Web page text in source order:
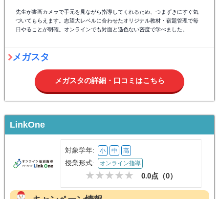
先生が書画カメラで手元を見ながら指導してくれるため、つまずきにすぐ気
づいてもらえます。志望大レベルに合わせたオリジナル教材・宿題管理で毎
日やることが明確。オンラインでも対面と遜色ない密度で学べました。
メガスタ
メガスタの詳細・口コミはこちら
LinkOne
対象学年: 小 中 高
授業形式: オンライン指導
0.0点（0）